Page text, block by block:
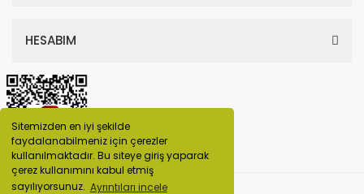
Sitemizden en iyi şekilde
faydalanabilmeniz için çerezler
kullanılmaktadır. Bu siteye giriş yaparak
çerez kullanımını kabul etmiş
sayılıyorsunuz. Ayrıntıları incele
HESABIM